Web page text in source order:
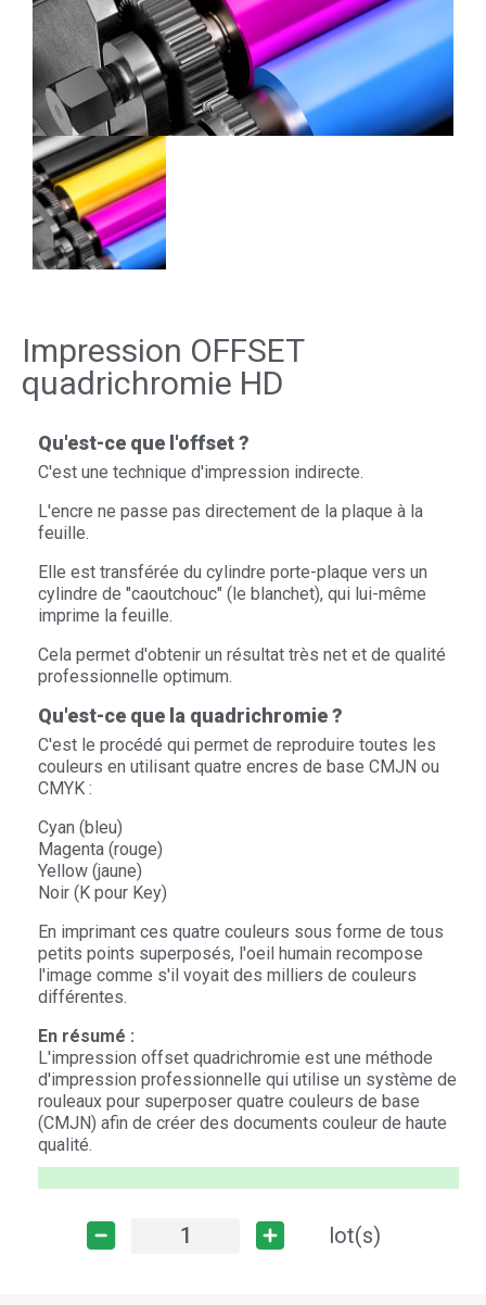
Impression OFFSET
quadrichromie HD
Qu'est-ce que l'offset ?
C'est une technique d'impression indirecte.
L'encre ne passe pas directement de la plaque à la
feuille.
Elle est transférée du cylindre porte-plaque vers un
cylindre de "caoutchouc" (le blanchet), qui lui-même
imprime la feuille.
Cela permet d'obtenir un résultat très net et de qualité
professionnelle optimum.
Qu'est-ce que la quadrichromie ?
C'est le procédé qui permet de reproduire toutes les
couleurs en utilisant quatre encres de base CMJN ou
CMYK :
Cyan (bleu)
Magenta (rouge)
Yellow (jaune)
Noir (K pour Key)
En imprimant ces quatre couleurs sous forme de tous
petits points superposés, l'oeil humain recompose
l'image comme s'il voyait des milliers de couleurs
différentes.
En résumé :
L'impression offset quadrichromie est une méthode
d'impression professionnelle qui utilise un système de
rouleaux pour superposer quatre couleurs de base
(CMJN) afin de créer des documents couleur de haute
qualité.
lot(s)